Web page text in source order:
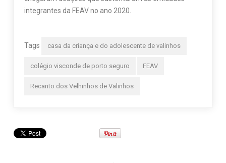
integrantes da FEAV no ano 2020.
Tags casa da criança e do adolescente de valinhos
colégio visconde de porto seguro FEAV
Recanto dos Velhinhos de Valinhos